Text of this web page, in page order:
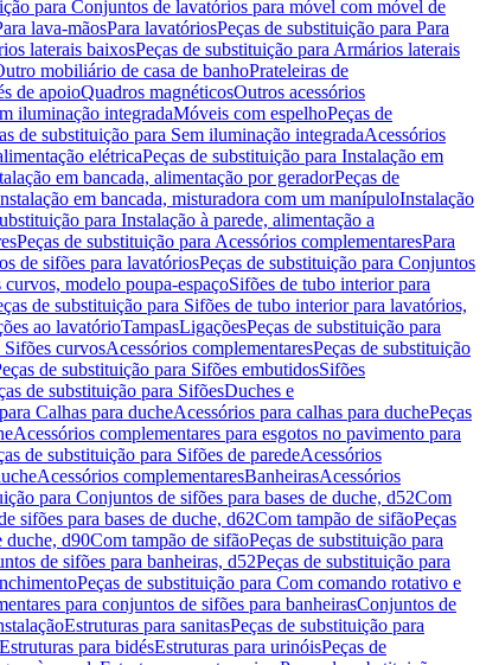
para Conjuntos de lavatórios para móvel com móvel de
lava-mãosPara lavatóriosPeças de substituição para Para
laterais baixosPeças de substituição para Armários laterais
mobiliário de casa de banhoPrateleiras de
de apoioQuadros magnéticosOutros acessórios
iluminação integradaMóveis com espelhoPeças de
de substituição para Sem iluminação integradaAcessórios
elétricaPeças de substituição para Instalação em
em bancada, alimentação por geradorPeças de
em bancada, misturadora com um manípuloInstalação
para Instalação à parede, alimentação a
Peças de substituição para Acessórios complementaresPara
de sifões para lavatóriosPeças de substituição para Conjuntos
modelo poupa-espaçoSifões de tubo interior para
de substituição para Sifões de tubo interior para lavatórios,
ao lavatórioTampasLigaçõesPeças de substituição para
Sifões curvosAcessórios complementaresPeças de substituição
de substituição para Sifões embutidosSifões
de substituição para SifõesDuches e
Calhas para ducheAcessórios para calhas para duchePeças
Acessórios complementares para esgotos no pavimento para
de substituição para Sifões de paredeAcessórios
Acessórios complementaresBanheirasAcessórios
para Conjuntos de sifões para bases de duche, d52Com
sifões para bases de duche, d62Com tampão de sifãoPeças
duche, d90Com tampão de sifãoPeças de substituição para
de sifões para banheiras, d52Peças de substituição para
Peças de substituição para Com comando rotativo e
para conjuntos de sifões para banheirasConjuntos de
Estruturas para sanitasPeças de substituição para
para bidésEstruturas para urinóisPeças de